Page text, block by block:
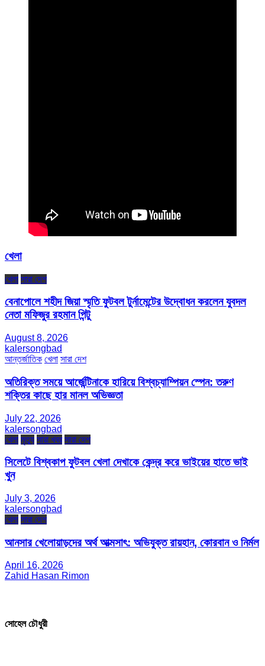
খেলা
খেলা সারা দেশ
বেনাপোলে শহীদ জিয়া স্মৃতি ফুটবল টুর্নামেন্টের উদ্বোধন করলেন যুবদল
নেতা মফিজুর রহমান পিন্টু
August 8, 2026
kalersongbad
আন্তর্জাতিক খেলা সারা দেশ
অতিরিক্ত সময়ে আর্জেন্টিনাকে হারিয়ে বিশ্বচ্যাম্পিয়ন স্পেন: তরুণ
শক্তির কাছে হার মানল অভিজ্ঞতা
July 22, 2026
kalersongbad
খেলা মৃত্যু সারা খবর সারা দেশ
সিলেটে বিশ্বকাপ ফুটবল খেলা দেখাকে কেন্দ্র করে ভাইয়ের হাতে ভাই
খুন
July 3, 2026
kalersongbad
খেলা সারা দেশ
আনসার খেলোয়াড়দের অর্থ আত্মসাৎ: অভিযুক্ত রায়হান, কোরবান ও নির্মল
April 16, 2026
Zahid Hasan Rimon
সোহেল চৌধুরী